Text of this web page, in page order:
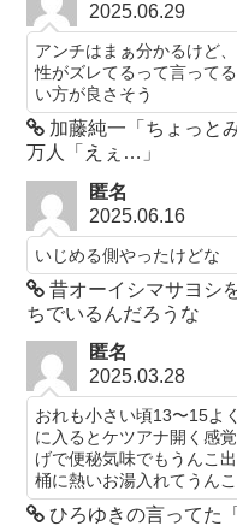
2025.06.29
アンチはまぁ分かるけど
性がズレてるって言って
い方が良さそう
加藤純一「ちょっと
万人「えぇ…」
匿名
2025.06.16
いじめる側やったけどな
昔オーイシマサヨシ
ちでいるんだろうな
匿名
2025.03.28
おれも小さい頃13〜15よ
に入るとケツアナ開く感
げで便秘気味でもうんこ
桶に熱いお湯入れてうんこ
ひろゆきの言ってた